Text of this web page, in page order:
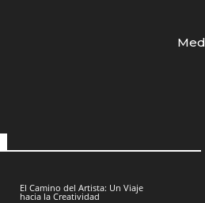
El Camino del Artista: Un Viaje
hacia la Creatividad